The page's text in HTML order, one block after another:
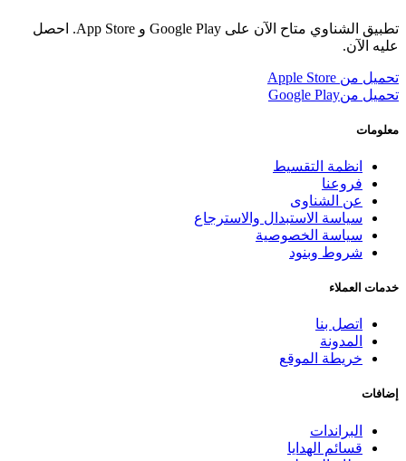
تطبيق الشناوي متاح الآن على Google Play و App Store. احصل
عليه الآن.
تحميل من Apple Store
تحميل منGoogle Play
معلومات
انظمة التقسيط
فروعنا
عن الشناوى
سياسة الاستبدال والاسترجاع
سياسة الخصوصية
شروط وبنود
خدمات العملاء
اتصل بنا
المدونة
خريطة الموقع
إضافات
البراندات
قسائم الهدايا